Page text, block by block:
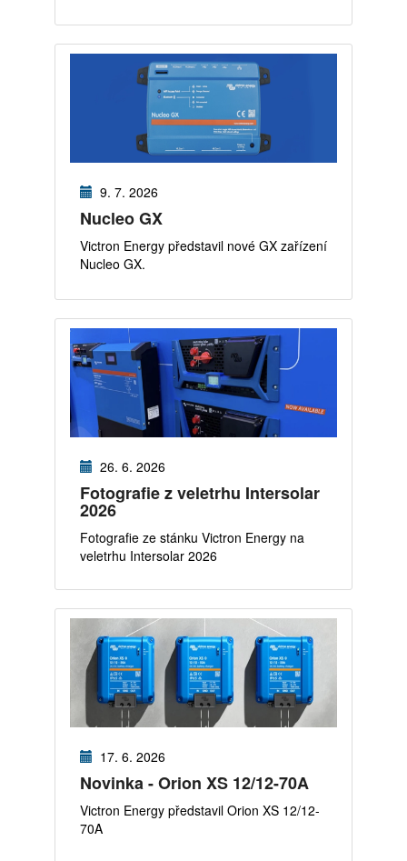
9. 7. 2026
Nucleo GX
Victron Energy představil nové GX zařízení
Nucleo GX.
26. 6. 2026
Fotografie z veletrhu Intersolar
2026
Fotografie ze stánku Victron Energy na
veletrhu Intersolar 2026
17. 6. 2026
Novinka - Orion XS 12/12-70A
Victron Energy představil Orion XS 12/12-
70A